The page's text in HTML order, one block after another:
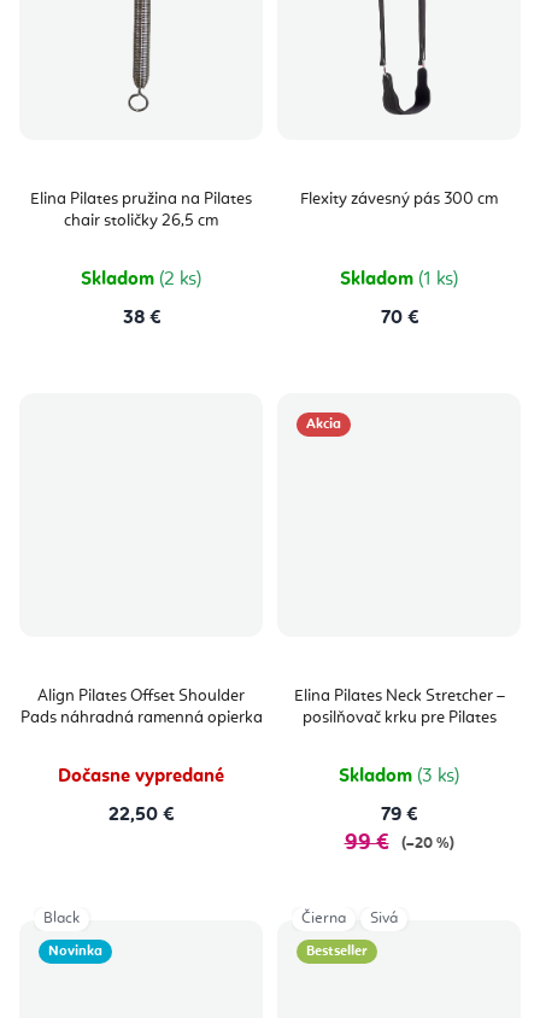
Elina Pilates pružina na Pilates
chair stoličky 26,5 cm
Skladom (2 ks)
38 €
Flexity závesný pás 300 cm
Skladom (1 ks)
70 €
Align Pilates Offset Shoulder
Pads náhradná ramenná opierka
Dočasne vypredané
22,50 €
Akcia
Elina Pilates Neck Stretcher –
posilňovač krku pre Pilates
Skladom (3 ks)
79 €
99 € (–20 %)
Novinka
Black
Bestseller
Čierna Sivá